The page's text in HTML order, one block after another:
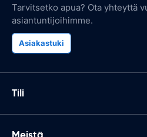
Tarvitsetko apua? Ota yhteyttä
asiantuntijoihimme.
Asiakastuki
Tili